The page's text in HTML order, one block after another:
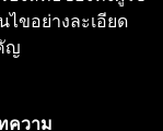
ไขอย่างละเอียด
ญ
ความ